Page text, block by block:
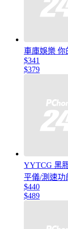
車庫娛樂
$341
$379
YYTCG 黑
平儀/測速功
$440
$489